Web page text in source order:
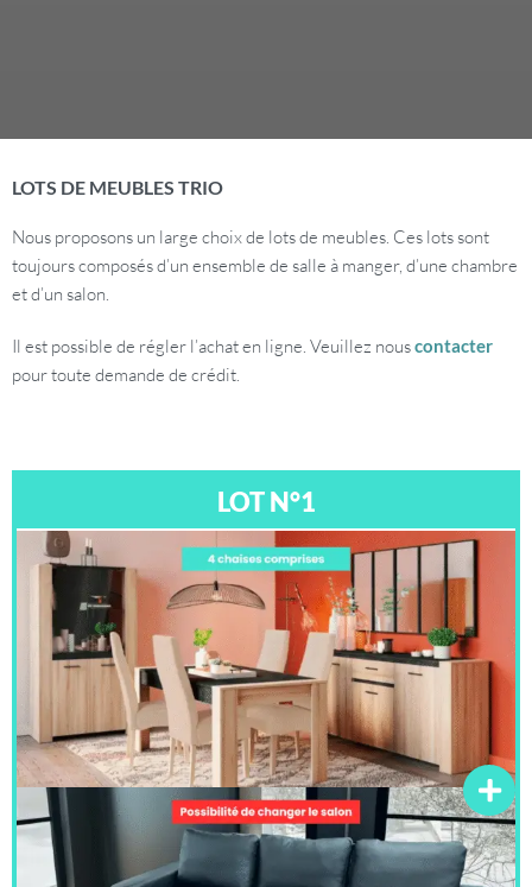
LOTS DE MEUBLES TRIO
Nous proposons un large choix de lots de meubles. Ces lots sont
toujours composés d’un ensemble de salle à manger, d’une chambre
et d’un salon.
Il est possible de régler l’achat en ligne. Veuillez nouscontacter
pour toute demande de crédit.
LOT N°1